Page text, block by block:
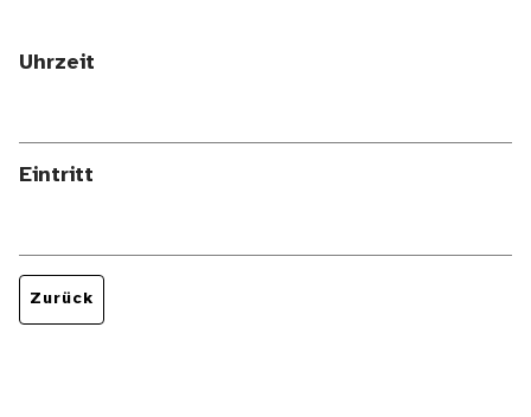
Uhrzeit
Eintritt
Zurück